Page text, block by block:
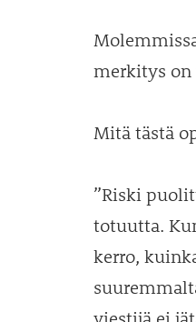
merkitys on
Mitä tästä
”Riski
totuutta.
kerro,